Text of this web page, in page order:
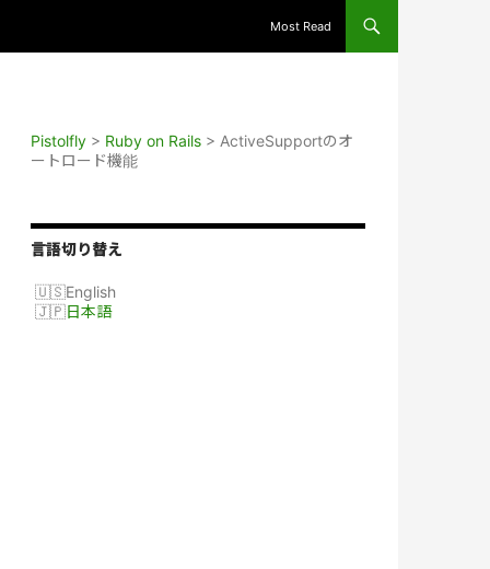
Most Read
Pistolfly > Ruby on Rails > ActiveSupportのオ
ートロード機能
言語切り替え
English
日本語